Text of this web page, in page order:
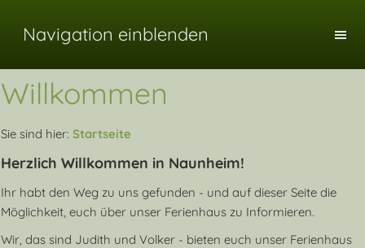
Navigation einblenden
Willkommen
Sie sind hier: Startseite
Herzlich Willkommen in Naunheim!
Ihr habt den Weg zu uns gefunden - und auf dieser Seite die
Möglichkeit, euch über unser Ferienhaus zu Informieren.
Wir, das sind Judith und Volker - bieten euch unser Ferienhaus